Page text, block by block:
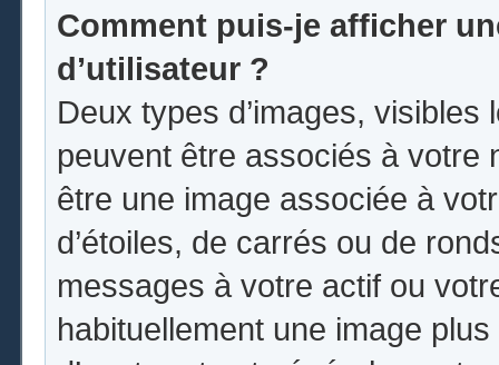
Comment puis-je afficher
d’utilisateur ?
Deux types d’images,
peuvent être associés à votre
être une image associée à
d’étoiles, de carrés ou de
messages à votre actif ou
habituellement une image